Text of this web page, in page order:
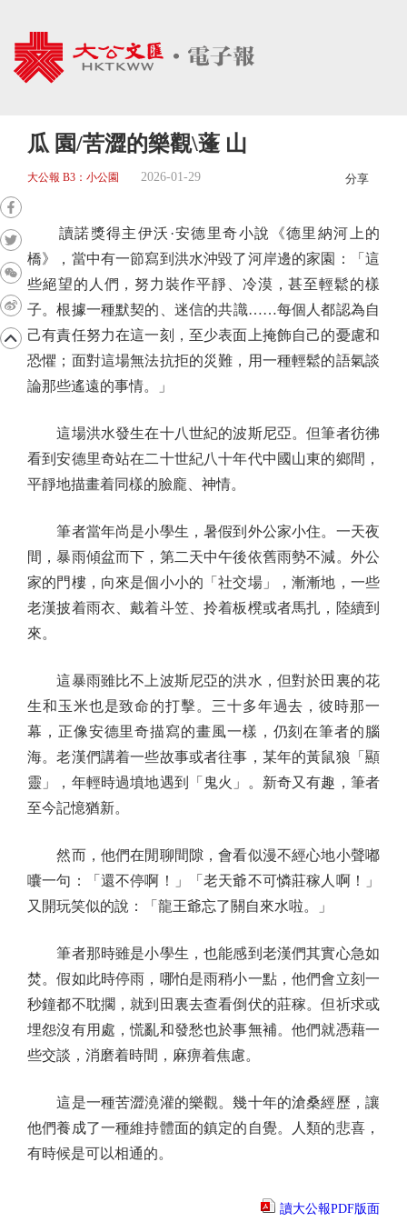
瓜 園/苦澀的樂觀\蓬 山
大公報 B3：小公園 2026-01-29 分享
讀諾獎得主伊沃·安德里奇小說《德里納河上的
橋》，當中有一節寫到洪水沖毀了河岸邊的家園：「這
些絕望的人們，努力裝作平靜、冷漠，甚至輕鬆的樣
子。根據一種默契的、迷信的共識……每個人都認為自
己有責任努力在這一刻，至少表面上掩飾自己的憂慮和
恐懼；面對這場無法抗拒的災難，用一種輕鬆的語氣談
論那些遙遠的事情。」
這場洪水發生在十八世紀的波斯尼亞。但筆者彷彿
看到安德里奇站在二十世紀八十年代中國山東的鄉間，
平靜地描畫着同樣的臉龐、神情。
筆者當年尚是小學生，暑假到外公家小住。一天夜
間，暴雨傾盆而下，第二天中午後依舊雨勢不減。外公
家的門樓，向來是個小小的「社交場」，漸漸地，一些
老漢披着雨衣、戴着斗笠、拎着板櫈或者馬扎，陸續到
來。
這暴雨雖比不上波斯尼亞的洪水，但對於田裏的花
生和玉米也是致命的打擊。三十多年過去，彼時那一
幕，正像安德里奇描寫的畫風一樣，仍刻在筆者的腦
海。老漢們講着一些故事或者往事，某年的黃鼠狼「顯
靈」，年輕時過墳地遇到「鬼火」。新奇又有趣，筆者
至今記憶猶新。
然而，他們在閒聊間隙，會看似漫不經心地小聲嘟
囔一句：「還不停啊！」「老天爺不可憐莊稼人啊！」
又開玩笑似的說：「龍王爺忘了關自來水啦。」
筆者那時雖是小學生，也能感到老漢們其實心急如
焚。假如此時停雨，哪怕是雨稍小一點，他們會立刻一
秒鐘都不耽擱，就到田裏去查看倒伏的莊稼。但祈求或
埋怨沒有用處，慌亂和發愁也於事無補。他們就憑藉一
些交談，消磨着時間，麻痹着焦慮。
這是一種苦澀澆灌的樂觀。幾十年的滄桑經歷，讓
他們養成了一種維持體面的鎮定的自覺。人類的悲喜，
有時候是可以相通的。
讀大公報PDF版面